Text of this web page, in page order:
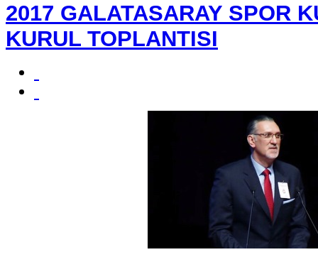
2017 GALATASARAY SPOR
KURUL TOPLANTISI